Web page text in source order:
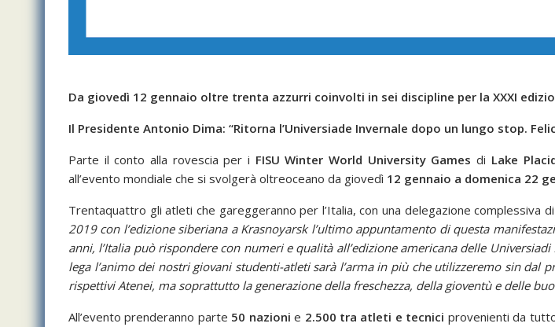
Da giovedì 12 gennaio oltre trenta azzurri coinvolti in sei discipline per la XXXI
Il Presidente Antonio Dima: “Ritorna l’Universiade Invernale dopo un lungo stop.
Parte il conto alla rovescia per i FISU Winter World University Games di Lake
all’evento mondiale che si svolgerà oltreoceano da giovedì 12 gennaio a domenica 22
Trentaquattro gli atleti che gareggeranno per l’Italia, con una delegazione complessiva
2019 con l’edizione siberiana a Krasnoyarsk l’ultimo appuntamento di questa
anni, l’Italia può rispondere con numeri e qualità all’edizione americana delle
lega l’animo dei nostri giovani studenti-atleti sarà l’arma in più che utilizzeremo sin
rispettivi Atenei, ma soprattutto la generazione della freschezza, della gioventù e delle
All’evento prenderanno parte 50 nazioni e 2.500 tra atleti e tecnici provenienti da